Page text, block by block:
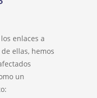
enlaces a
ellas, hemos
un